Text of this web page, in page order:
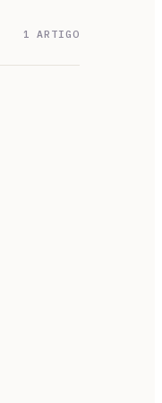
1 ARTIGO